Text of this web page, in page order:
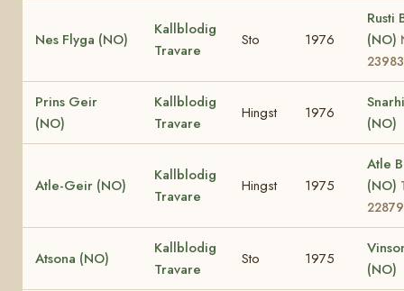
Nes Flyga (NO)
Kallblodig
Travare
Sto 1976
Rusti
(NO)
23983
Prins Geir
(NO)
Kallblodig
Travare
Hingst 1976
(NO)
Atle-Geir (NO)
Kallblodig
Travare
Hingst 1975
Atle
(NO)
22879
Atsona (NO)
Kallblodig
Travare
Sto 1975
(NO)